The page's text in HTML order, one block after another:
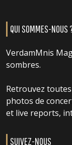
QUI SOMMES-NOUS
VerdamMnis
sombres.
Retrouvez
photos de
et live reports,
SUIVEZ-NOUS